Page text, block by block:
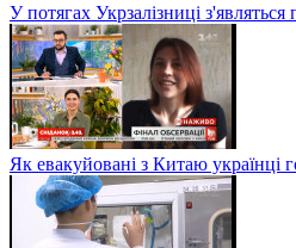
У потягах Укрзалізниці з'являться
Як евакуйовані з Китаю українці